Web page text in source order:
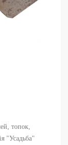
топок,
"Усадьба"